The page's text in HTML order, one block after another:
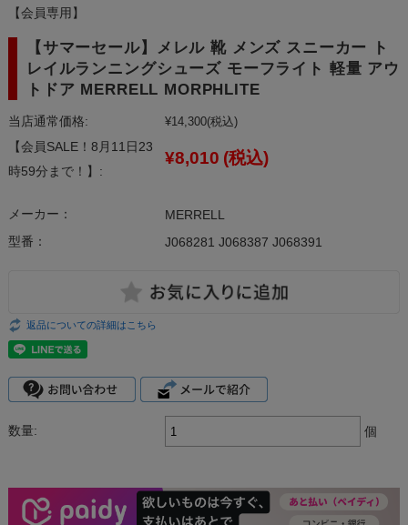
【会員専用】
【サマーセール】メレル 靴 メンズ スニーカー ト
レイルランニングシューズ モーフライト 軽量 アウ
トドア MERRELL MORPHLITE
当店通常価格: ¥14,300(税込)
【会員SALE！8月11日23
時59分まで！】:
¥8,010 (税込)
メーカー：
MERRELL
型番：
J068281 J068387 J068391
返品についての詳細はこちら
数量: 個